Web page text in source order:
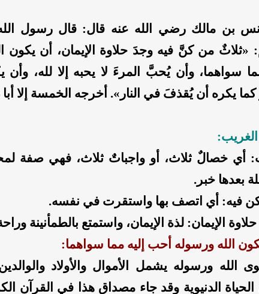
بن مالك رضي الله عنه قال: قال رسول
«ثلاثٌ من كنَّ فيه وجدَ حلاوة الإيمان، أن يكون
مما سواهما، وأن يُحبَّ المرءَ لا يحبه إلا لله،
كما يكره أن يُقذفَ في النار». أخرجه الخمسة إلا أبا
أي خصالٌ ثلاث، أو واجباتٌ ثلاث، فهي صفة
بعدها خبر.
فيه: أي اتصف بها واستقرت في نفسه.
الإيمان: لذة الإيمان، واستمتع بالطمأنينة
الله ورسوله أحب إليه مما سواهما:
الله ورسوله يشمل الأموال والأولاد
الحياة الدنيوية وقد جاء مصداق هذا في القرآن